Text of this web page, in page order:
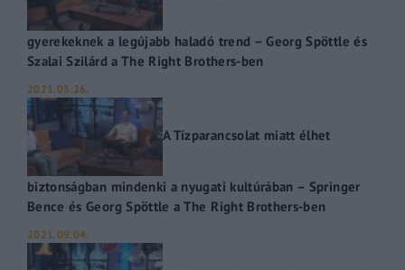
gyerekeknek a legújabb haladó trend – Georg Spöttle és
Szalai Szilárd a The Right Brothers-ben
2021.05.26.
A Tízparancsolat miatt élhet
biztonságban mindenki a nyugati kultúrában – Springer
Bence és Georg Spöttle a The Right Brothers-ben
2021.09.04.